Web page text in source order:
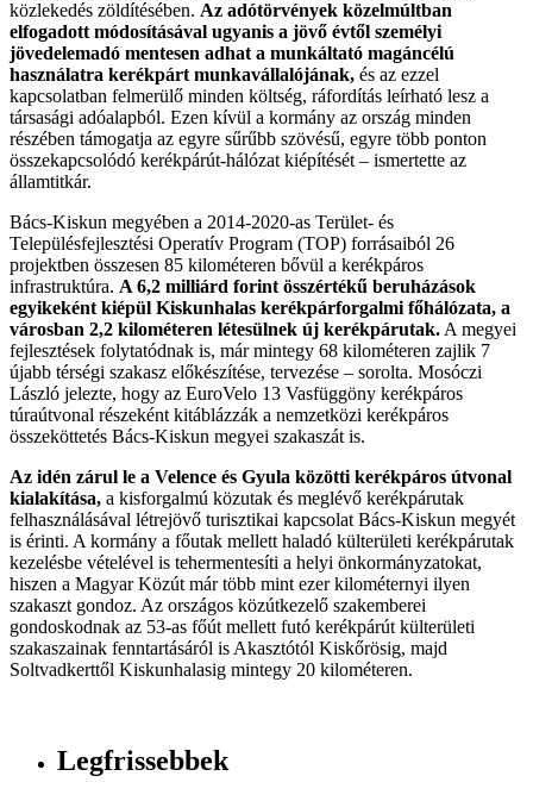
közlekedés zöldítésében. Az adótörvények közelmúltban
elfogadott módosításával ugyanis a jövő évtől személyi
jövedelemadó mentesen adhat a munkáltató magáncélú
használatra kerékpárt munkavállalójának, és az ezzel
kapcsolatban felmerülő minden költség, ráfordítás leírható lesz a
társasági adóalapból. Ezen kívül a kormány az ország minden
részében támogatja az egyre sűrűbb szövésű, egyre több ponton
összekapcsolódó kerékpárút-hálózat kiépítését – ismertette az
államtitkár.
Bács-Kiskun megyében a 2014-2020-as Terület- és
Településfejlesztési Operatív Program (TOP) forrásaiból 26
projektben összesen 85 kilométeren bővül a kerékpáros
infrastruktúra. A 6,2 milliárd forint összértékű beruházások
egyikeként kiépül Kiskunhalas kerékpárforgalmi főhálózata, a
városban 2,2 kilométeren létesülnek új kerékpárutak. A megyei
fejlesztések folytatódnak is, már mintegy 68 kilométeren zajlik 7
újabb térségi szakasz előkészítése, tervezése – sorolta. Mosóczi
László jelezte, hogy az EuroVelo 13 Vasfüggöny kerékpáros
túraútvonal részeként kitáblázzák a nemzetközi kerékpáros
összeköttetés Bács-Kiskun megyei szakaszát is.
Az idén zárul le a Velence és Gyula közötti kerékpáros útvonal
kialakítása, a kisforgalmú közutak és meglévő kerékpárutak
felhasználásával létrejövő turisztikai kapcsolat Bács-Kiskun megyét
is érinti. A kormány a főutak mellett haladó külterületi kerékpárutak
kezelésbe vételével is tehermentesíti a helyi önkormányzatokat,
hiszen a Magyar Közút már több mint ezer kilométernyi ilyen
szakaszt gondoz. Az országos közútkezelő szakemberei
gondoskodnak az 53-as főút mellett futó kerékpárút külterületi
szakaszainak fenntartásáról is Akasztótól Kiskőrösig, majd
Soltvadkerttől Kiskunhalasig mintegy 20 kilométeren.
Legfrissebbek